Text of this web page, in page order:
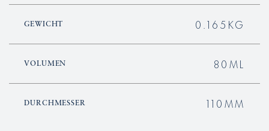
GEWICHT 0.165KG
VOLUMEN 80ML
DURCHMESSER 110MM